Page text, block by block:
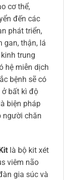
cơ thể,
đến các
phát triển,
gan, thận, lá
trung
hệ miễn dịch
bệnh sẽ có
ở bất kì độ
biện pháp
người chăn
là bộ kit xét
viêm não
gia súc và